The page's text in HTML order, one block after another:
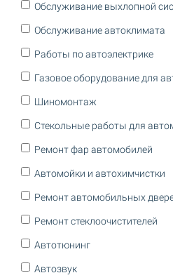
Обслуживание выхлопной
Обслуживание автоклимата
Работы по автоэлектрике
Газовое оборудование для
Шиномонтаж
Стекольные работы для
Ремонт фар автомобилей
Автомойки и автохимчистки
Ремонт автомобильных
Ремонт стеклоочистителей
Автотюнинг
Автозвук